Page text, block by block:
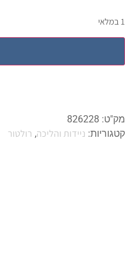
1 במלאי
מק"ט: 826228
קטגוריות: ניידות והליכה, רולטור